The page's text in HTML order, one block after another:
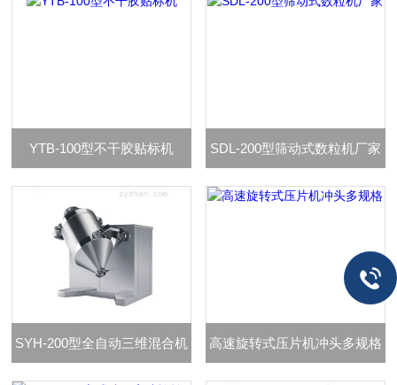
YTB-100型不干胶贴标机 SDL-200型筛动式数粒机厂家
SYH-200型全自动三维混合机 高速旋转式压片机冲头多规格